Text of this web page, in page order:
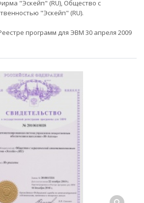
"Эскейп" (RU), Общество с
"Эскейп" (RU).
программ для ЭВМ 30 апреля 2009